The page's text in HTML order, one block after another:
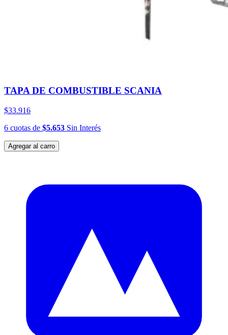
TAPA DE COMBUSTIBLE SCANIA
$33.916
6 cuotas de $5.653 Sin Interés
Agregar al carro